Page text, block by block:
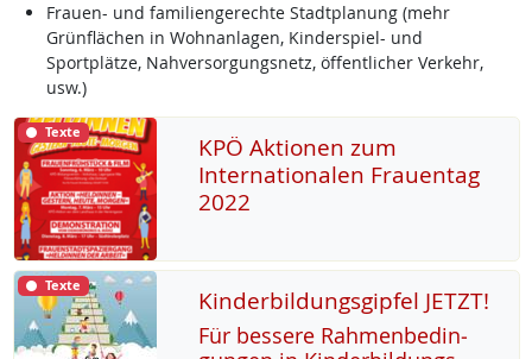
Frauen- und familiengerechte Stadtplanung (mehr
Grünflächen in Wohnanlagen, Kinderspiel- und
Sportplätze, Nahversorgungsnetz, öffentlicher Verkehr,
usw.)
Texte
KPÖ Aktionen zum
Internationalen Frauentag
2022
Texte Kinderbildungsgipfel JETZT!
Für bes­se­re Rah­men­be­din­